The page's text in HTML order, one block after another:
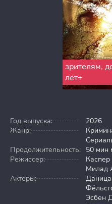
зрителям,
лет+
Год выпуска:
2026
Жанр:
Продолжительность: 50 мин
Режиссер:
Милад
Актёры:
Эсбен